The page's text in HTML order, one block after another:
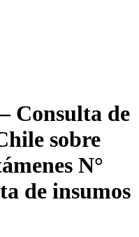
Consulta de
sobre
N°
de insumos